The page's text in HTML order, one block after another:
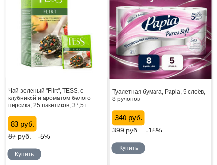
Чай зелёный "Flirt", TESS, с
клубникой и ароматом белого
персика, 25 пакетиков, 37,5 г
83 руб.
87руб. -5%
Купить
Туалетная бумага, Papia, 5 слоёв,
8 рулонов
340 руб.
399руб. -15%
Купить